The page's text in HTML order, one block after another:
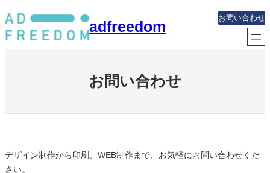
内
容
を
adfreedom
お問い合わせ
お問い合わせ
デザイン制作から印刷、WEB制作まで、お気軽にお問い合わせくだ
さい。